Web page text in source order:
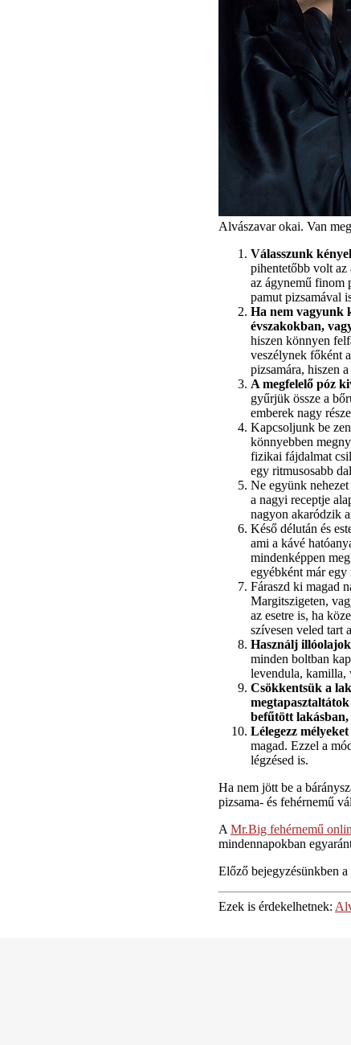
Alvászavar okai. Van
Válasszunk
pihentetőbb volt az
az ágynemű finom
pamut pizsamával
Ha nem vagyunk
évszakokban,
hiszen könnyen
veszélynek főként
pizsamára, hiszen
A megfelelő póz
gyűrjük össze a
emberek nagy
Kapcsoljunk be
könnyebben
fizikai fájdalmat
egy ritmusosabb
Ne együnk
a nagyi receptje
nagyon akaródzik
Késő délután és
ami a kávé
mindenképpen
egyébként már
Fáraszd ki magad
Margitszigeten,
az esetre is, ha
szívesen veled tart
Használj
minden boltban
levendula, kamilla,
Csökkentsük a
befűtött
Lélegezz mélyeket
magad. Ezzel a
légzésed is.
Ha nem jött be a
pizsama- és fehérnemű
A Mr.Big fehérnemű
mindennapokban
Előző bejegyzésünkben a
Ezek is érdekelhetnek: